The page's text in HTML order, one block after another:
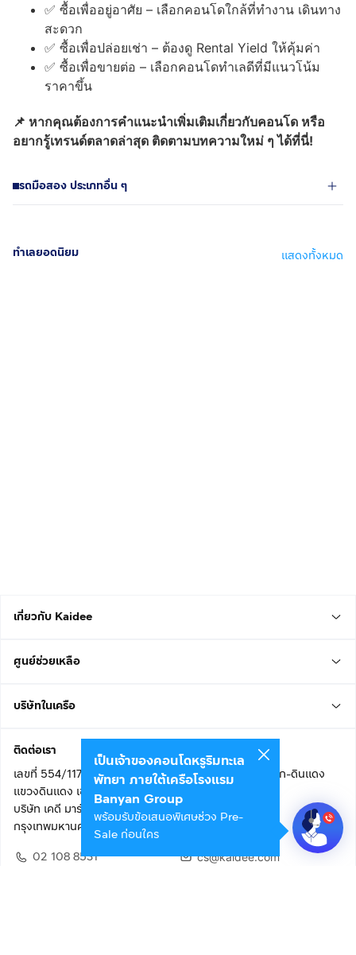
✅ ซื้อเพื่ออยู่อาศัย – เลือกคอนโดใกล้ที่ทำงาน เดินทาง
สะดวก
✅ ซื้อเพื่อปล่อยเช่า – ต้องดู Rental Yield ให้คุ้มค่า
✅ ซื้อเพื่อขายต่อ – เลือกคอนโดทำเลดีที่มีแนวโน้ม
ราคาขึ้น
📌 หากคุณต้องการคำแนะนำเพิ่มเติมเกี่ยวกับคอนโด หรือ
อยากรู้เทรนด์ตลาดล่าสุด ติดตามบทความใหม่ ๆ ได้ที่นี่!
รถมือสอง ประเภทอื่น ๆ
ทำเลยอดนิยม แสดงทั้งหมด
เกี่ยวกับ Kaidee
ศูนย์ช่วยเหลือ
บริษัทในเครือ
ติดต่อเรา
เลขที่ 554/117 อาคารสกายไนน์ เซ็นเตอร์ ชั้น 22 ถนนอโศก-ดินแดง
แขวงดินแดง เขตดินแดง
บริษัท เคดี มาร์เก็ตเพลส จำกัด (สำนักงานใหญ่)
กรุงเทพมหานคร 10400
02 108 8531
cs@kaidee.com
เป็นเจ้าของคอนโดหรูริมทะเล
พัทยา ภายใต้เครือโรงแรม
Banyan Group
พร้อมรับข้อเสนอพิเศษช่วง Pre-
Sale ก่อนใคร